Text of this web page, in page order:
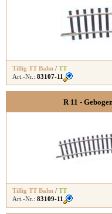
Tillig TT Bahn / TT
Art.-Nr.: 83107-11
R 11 -
Tillig TT Bahn / TT
Art.-Nr.: 83109-11